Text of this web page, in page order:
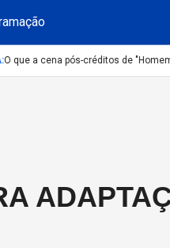
a cena pós-créditos de "Homem-